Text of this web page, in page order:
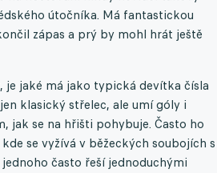
útočníka. Má fantastickou
zápas a prý by mohl hrát ještě
je jaké má jako typická devítka čísla
klasický střelec, ale umí góly i
jak se na hřišti pohybuje. Často ho
se vyžívá v běžeckých soubojích s
často řeší jednoduchými